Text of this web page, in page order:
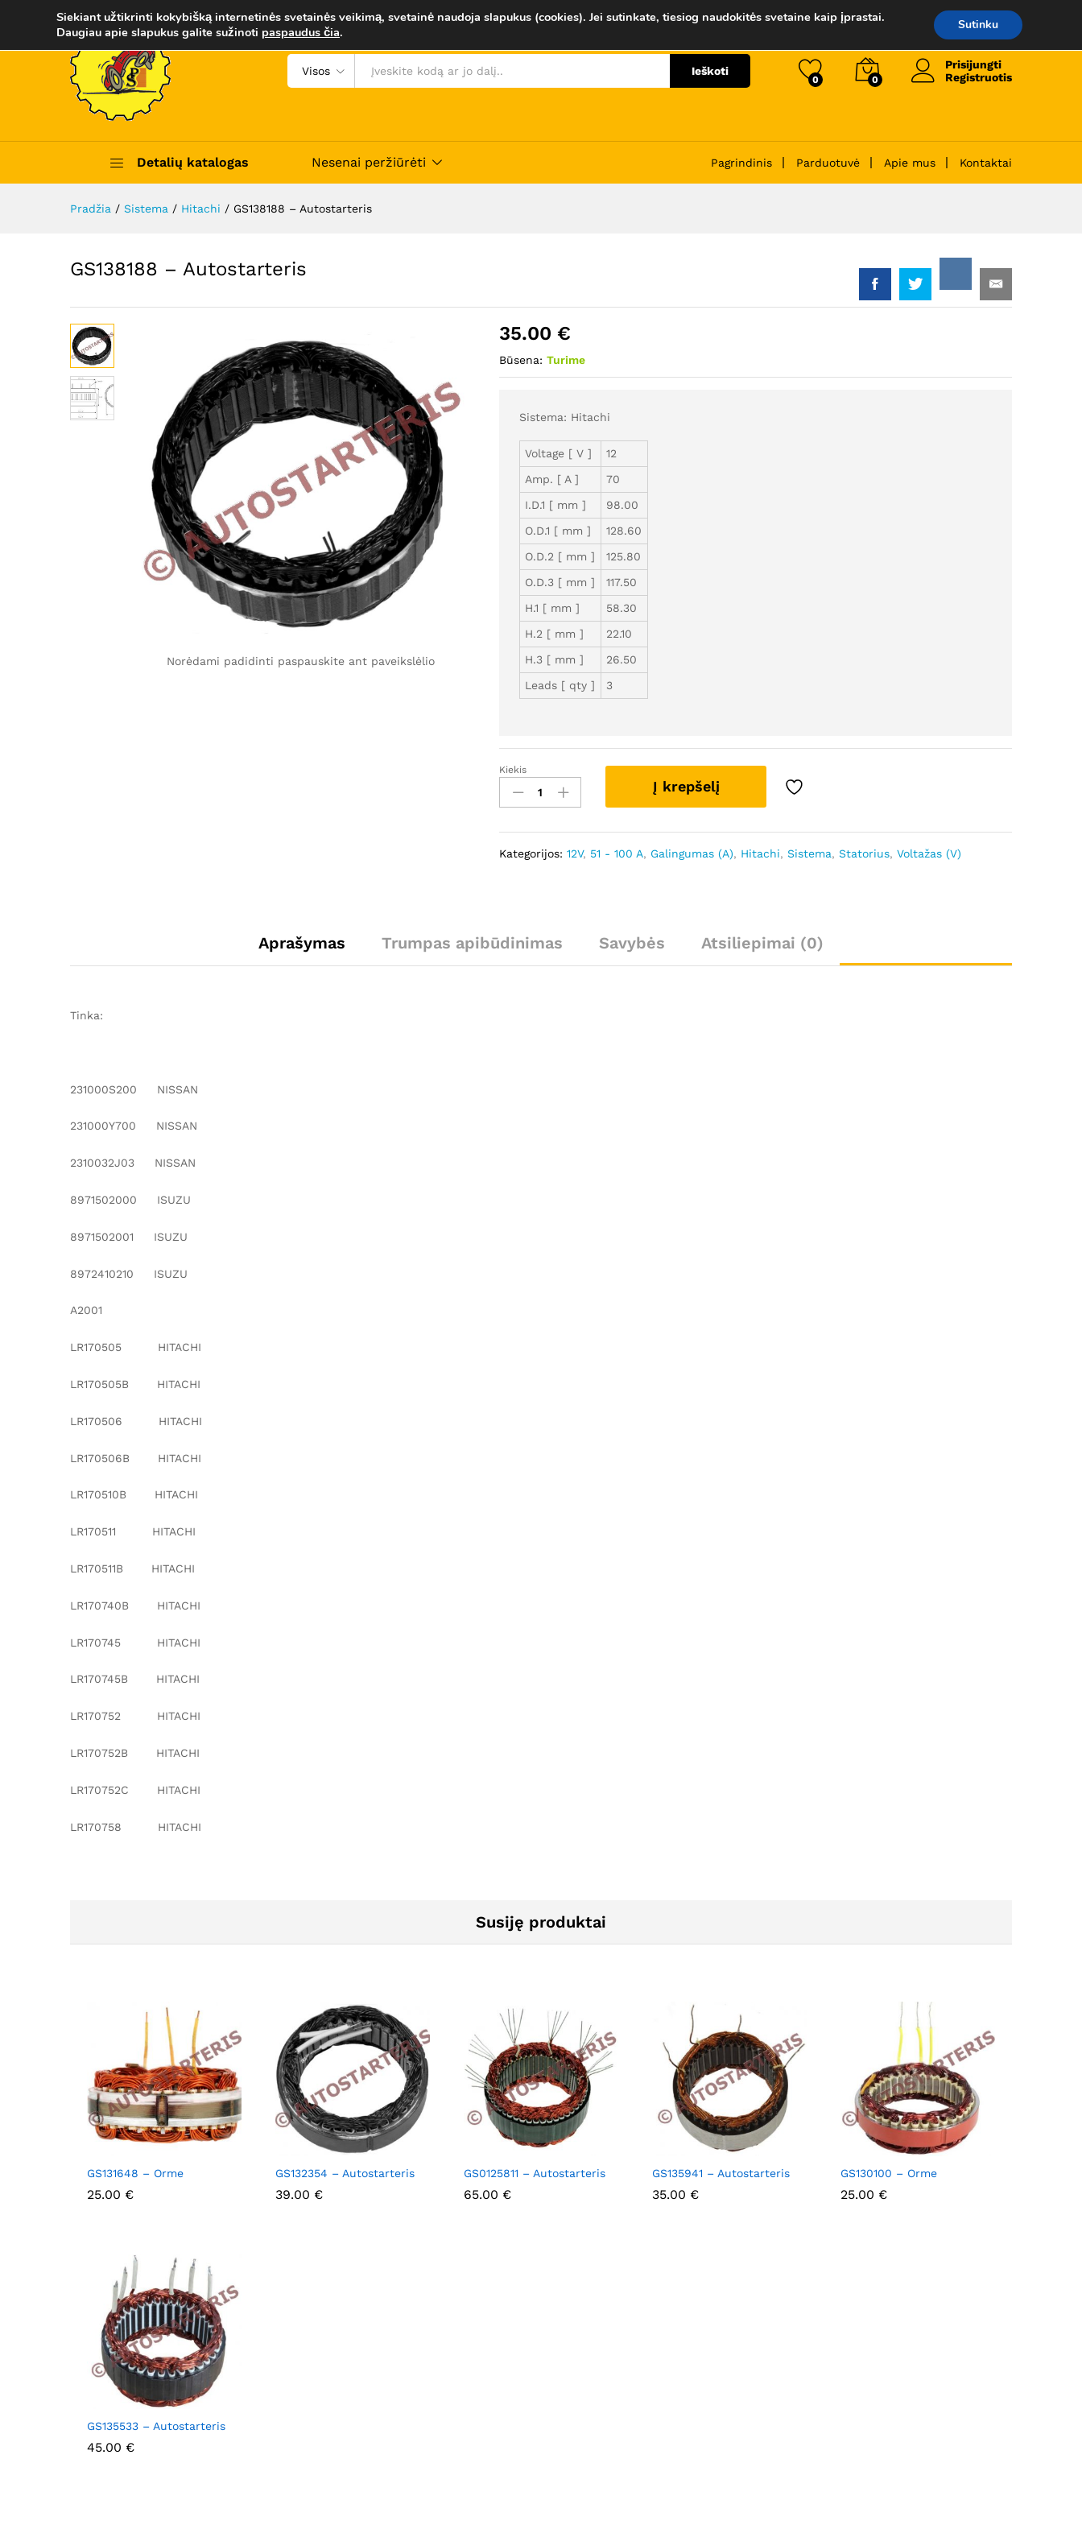
Visos Ieškoti
0 0
Prisijungti
Registruotis
Detalių katalogas Nesenai peržiūrėti Pagrindinis Parduotuvė Apie mus Kontaktai
Pradžia / Sistema / Hitachi / GS138188 – Autostarteris
GS138188 – Autostarteris
Norėdami padidinti paspauskite ant paveikslėlio
35.00 €
Būsena: Turime
Sistema: Hitachi
Voltage [ V ]
12
Amp. [ A ]
70
I.D.1 [ mm ]
98.00
O.D.1 [ mm ]
128.60
O.D.2 [ mm ]
125.80
O.D.3 [ mm ]
117.50
H.1 [ mm ]
58.30
H.2 [ mm ]
22.10
H.3 [ mm ]
26.50
Leads [ qty ]
3
GS138188
Autostarteris
Kiekis
Į krepšelį
Kategorijos:12V, 51 - 100 A, Galingumas (A), Hitachi,Sistema,Statorius,Voltažas (V)
Aprašymas Trumpas apibūdinimas Savybės Atsiliepimai (0)
Tinka:
231000S200 NISSAN
231000Y700 NISSAN
2310032J03 NISSAN
8971502000 ISUZU
8971502001 ISUZU
8972410210 ISUZU
A2001
LR170505 HITACHI
LR170505B HITACHI
LR170506 HITACHI
LR170506B HITACHI
LR170510B HITACHI
LR170511 HITACHI
LR170511B HITACHI
LR170740B HITACHI
LR170745 HITACHI
LR170745B HITACHI
LR170752 HITACHI
LR170752B HITACHI
LR170752C HITACHI
LR170758 HITACHI
Susiję produktai
GS131648 – Orme
25.00 €
25.00 €
GS132354 – Autostarteris
39.00 €
39.00 €
GS0125811 – Autostarteris
65.00 €
65.00 €
GS135941 – Autostarteris
35.00 €
35.00 €
GS130100 – Orme
25.00 €
25.00 €
GS135533 – Autostarteris
45.00 €
45.00 €
Siekiant užtikrinti kokybišką internetinės svetainės veikimą, svetainė naudoja slapukus (cookies). Jei sutinkate, tiesiog naudokitės svetaine kaip įprastai.
Daugiau apie slapukus galite sužinoti paspaudus čia. Sutinku
Aprašymas Trumpas apibūdinimas Savybės Atsiliepimai (0)
35.00€ Į krepšelį